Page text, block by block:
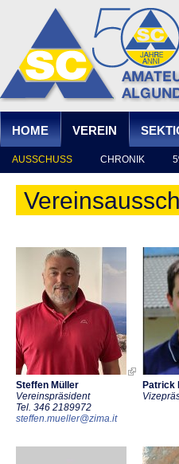
HOME VEREIN
AUSSCHUSS CHRONIK
Steffen Müller
Vereinspräsident
Tel. 346 2189972
steffen.mueller@zima.it
Patrick